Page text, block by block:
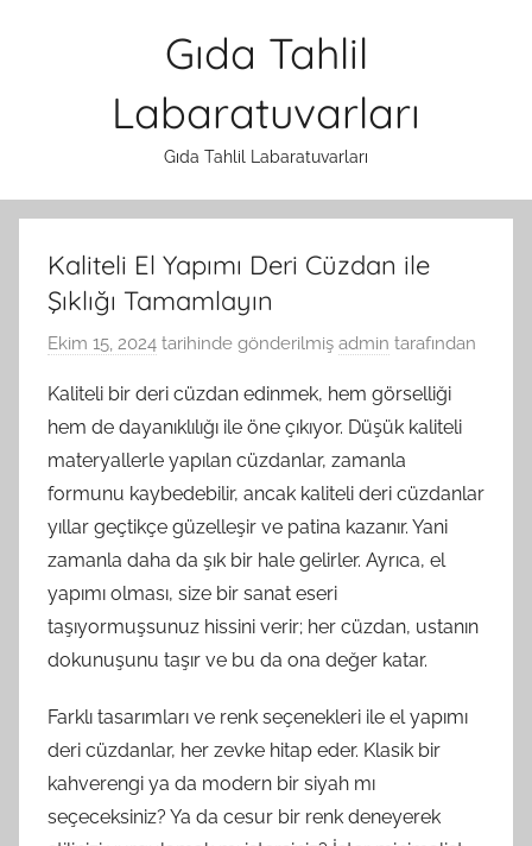
Gıda Tahlil
Labaratuvarları
Gıda Tahlil Labaratuvarları
Kaliteli El Yapımı Deri Cüzdan ile
Şıklığı Tamamlayın
Ekim 15, 2024 tarihinde gönderilmiş admin tarafından
Kaliteli bir deri cüzdan edinmek, hem görselliği
hem de dayanıklılığı ile öne çıkıyor. Düşük kaliteli
materyallerle yapılan cüzdanlar, zamanla
formunu kaybedebilir, ancak kaliteli deri cüzdanlar
yıllar geçtikçe güzelleşir ve patina kazanır. Yani
zamanla daha da şık bir hale gelirler. Ayrıca, el
yapımı olması, size bir sanat eseri
taşıyormuşsunuz hissini verir; her cüzdan, ustanın
dokunuşunu taşır ve bu da ona değer katar.
Farklı tasarımları ve renk seçenekleri ile el yapımı
deri cüzdanlar, her zevke hitap eder. Klasik bir
kahverengi ya da modern bir siyah mı
seçeceksiniz? Ya da cesur bir renk deneyerek